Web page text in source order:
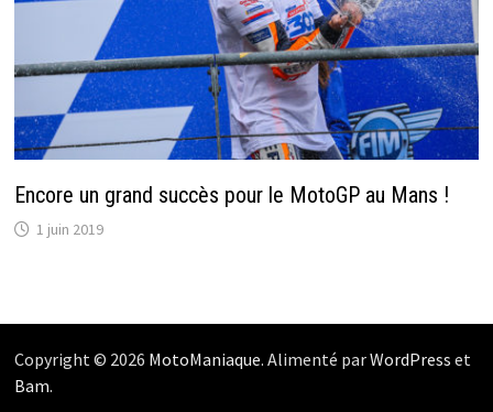
Encore un grand succès pour le MotoGP au Mans !
1 juin 2019
Copyright © 2026 MotoManiaque. Alimenté parWordPress et
Bam.